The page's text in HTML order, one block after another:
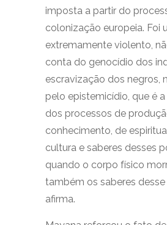
imposta a partir do
colonização europeia. Foi
extremamente violento,
conta do genocídio dos
escravização dos negros,
pelo epistemicídio, que é
dos processos de
conhecimento, de
cultura e saberes desses
quando o corpo físico
também os saberes desse
afirma.